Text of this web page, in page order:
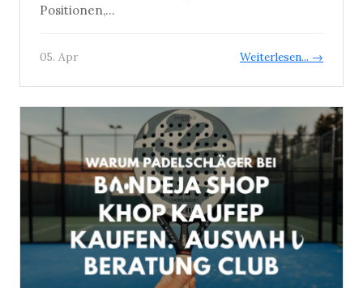
Positionen,...
05. Apr Weiterlesen... →